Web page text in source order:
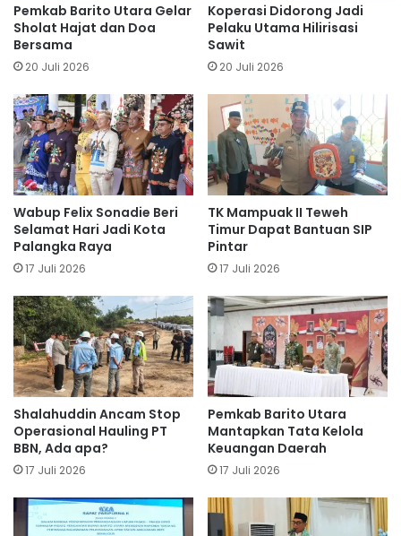
Pemkab Barito Utara Gelar
Sholat Hajat dan Doa
Bersama
20 Juli 2026
Koperasi Didorong Jadi
Pelaku Utama Hilirisasi
Sawit
20 Juli 2026
Wabup Felix Sonadie Beri
Selamat Hari Jadi Kota
Palangka Raya
17 Juli 2026
TK Mampuak II Teweh
Timur Dapat Bantuan SIP
Pintar
17 Juli 2026
Shalahuddin Ancam Stop
Operasional Hauling PT
BBN, Ada apa?
17 Juli 2026
Pemkab Barito Utara
Mantapkan Tata Kelola
Keuangan Daerah
17 Juli 2026